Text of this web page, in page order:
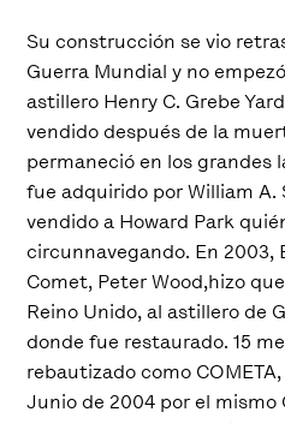
Su construcción se vio
Guerra Mundial y no
astillero Henry C. Grebe
vendido después de la
permaneció en los grandes
fue adquirido por William A.
vendido a Howard Park
circunnavegando. En 2003,
Comet, Peter Wood,hizo
Reino Unido, al astillero de
donde fue restaurado. 15
rebautizado como
Junio de 2004 por el mismo